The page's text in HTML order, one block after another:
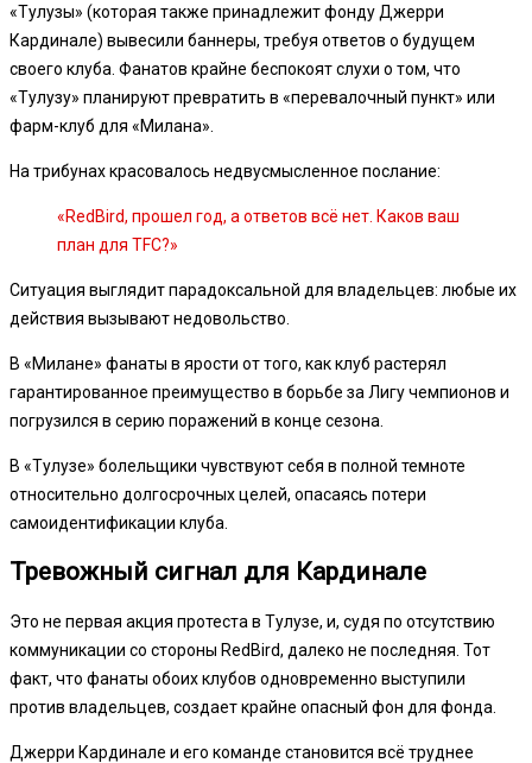
«Тулузы» (которая также принадлежит фонду Джерри
Кардинале) вывесили баннеры, требуя ответов о будущем
своего клуба. Фанатов крайне беспокоят слухи о том, что
«Тулузу» планируют превратить в «перевалочный пункт» или
фарм-клуб для «Милана».
На трибунах красовалось недвусмысленное послание:
«RedBird, прошел год, а ответов всё нет. Каков ваш
план для TFC?»
Ситуация выглядит парадоксальной для владельцев: любые их
действия вызывают недовольство.
В «Милане» фанаты в ярости от того, как клуб растерял
гарантированное преимущество в борьбе за Лигу чемпионов и
погрузился в серию поражений в конце сезона.
В «Тулузе» болельщики чувствуют себя в полной темноте
относительно долгосрочных целей, опасаясь потери
самоидентификации клуба.
Тревожный сигнал для Кардинале
Это не первая акция протеста в Тулузе, и, судя по отсутствию
коммуникации со стороны RedBird, далеко не последняя. Тот
факт, что фанаты обоих клубов одновременно выступили
против владельцев, создает крайне опасный фон для фонда.
Джерри Кардинале и его команде становится всё труднее